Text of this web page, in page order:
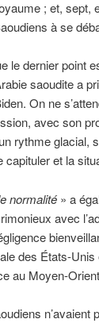
; et, sept,
à se
le dernier point
saoudite a
On ne
avec son
rythme glacial,
et la
normalité» a
avec
des États-
au Moyen-
n’avaient